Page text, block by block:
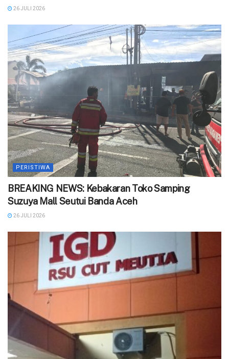
26 JULI 2026
PERISTIWA
BREAKING NEWS: Kebakaran Toko Samping
Suzuya Mall Seutui Banda Aceh
26 JULI 2026